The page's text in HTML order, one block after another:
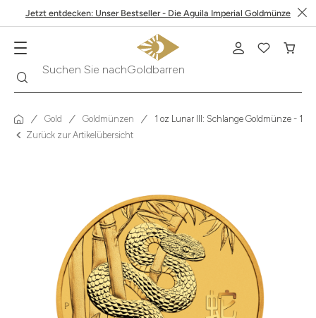
Jetzt entdecken: Unser Bestseller - Die Aguila Imperial Goldmünze
Suchen Sie nach
Gold Goldmünzen
1 oz Lunar III: Schlange Goldmünze -
Zurück zur Artikelübersicht